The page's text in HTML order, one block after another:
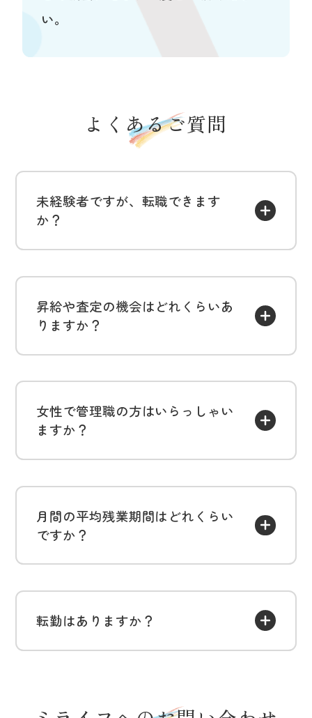
い。
よくあるご質問
未経験者ですが、転職できます
か？
昇給や査定の機会はどれくらいあ
りますか？
女性で管理職の方はいらっしゃい
ますか？
月間の平均残業期間はどれくらい
ですか？
転勤はありますか？